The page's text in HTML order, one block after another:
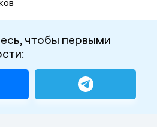
чтобы первыми